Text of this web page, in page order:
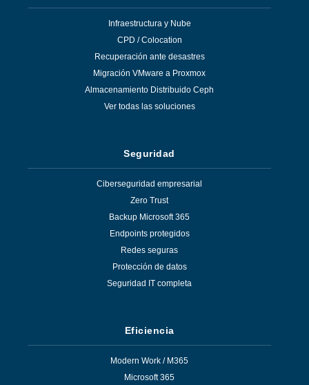
Infraestructura y Nube
CPD / Colocation
Recuperación ante desastres
Migración VMware a Proxmox
Almacenamiento Distribuido Ceph
Ver todas las soluciones
Seguridad
Ciberseguridad empresarial
Zero Trust
Backup Microsoft 365
Endpoints protegidos
Redes seguras
Protección de datos
Seguridad IT completa
Eficiencia
Modern Work / M365
Microsoft 365